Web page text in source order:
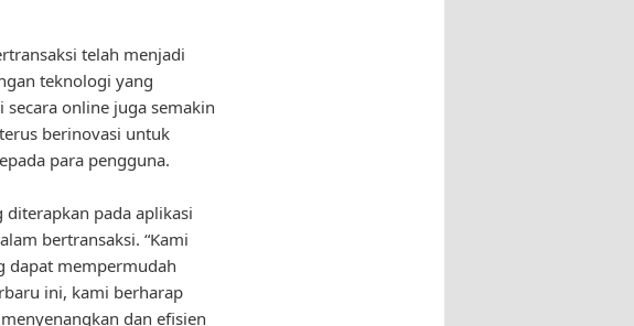
telah menjadi
teknologi yang
online juga semakin
berinovasi untuk
para pengguna.
diterapkan pada aplikasi
bertransaksi. “Kami
dapat mempermudah
ini, kami berharap
dan efisien